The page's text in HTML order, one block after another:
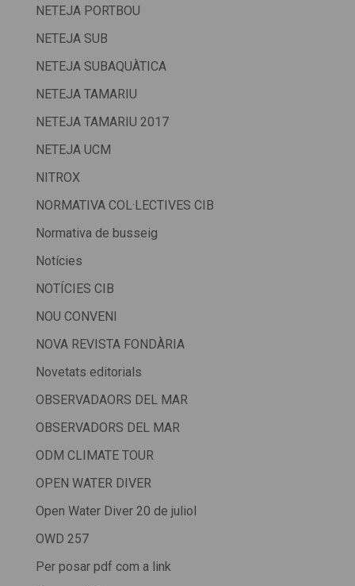
NETEJA PORTBOU
NETEJA SUB
NETEJA SUBAQUÀTICA
NETEJA TAMARIU
NETEJA TAMARIU 2017
NETEJA UCM
NITROX
NORMATIVA COL·LECTIVES CIB
Normativa de busseig
Notícies
NOTÍCIES CIB
NOU CONVENI
NOVA REVISTA FONDÀRIA
Novetats editorials
OBSERVADAORS DEL MAR
OBSERVADORS DEL MAR
ODM CLIMATE TOUR
OPEN WATER DIVER
Open Water Diver 20 de juliol
OWD 257
Per posar pdf com a link